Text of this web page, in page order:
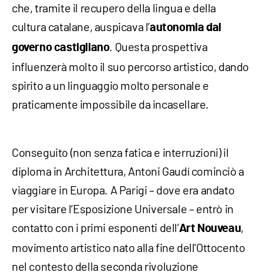
che, tramite il recupero della lingua e della
cultura catalane, auspicava l’autonomia dal
governo castigliano. Questa prospettiva
influenzerà molto il suo percorso artistico, dando
spirito a un linguaggio molto personale e
praticamente impossibile da incasellare.
Conseguito (non senza fatica e interruzioni) il
diploma in Architettura, Antoni Gaudí cominciò a
viaggiare in Europa. A Parigi – dove era andato
per visitare l’Esposizione Universale – entrò in
contatto con i primi esponenti dell’Art Nouveau,
movimento artistico nato alla fine dell'Ottocento
nel contesto della seconda rivoluzione